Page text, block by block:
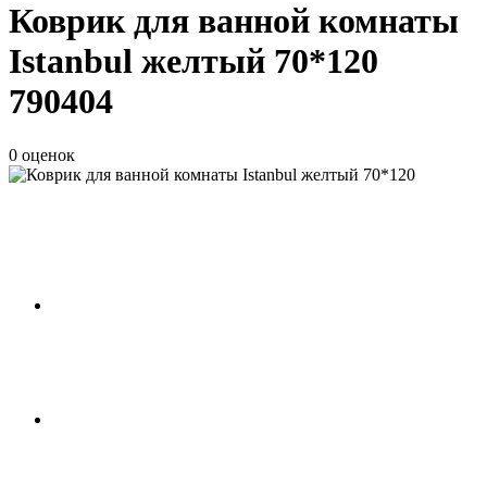
Коврик для ванной комнаты
Istanbul желтый 70*120
790404
0 оценок